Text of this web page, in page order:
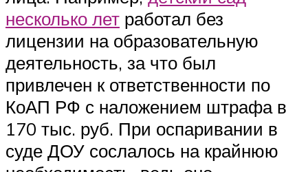
несколько лет работал без
лицензии на образовательную
деятельность, за что был
привлечен к ответственности по
КоАП РФ с наложением штрафа в
170 тыс. руб. При оспаривании в
суде ДОУ сослалось на крайнюю